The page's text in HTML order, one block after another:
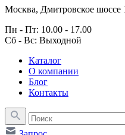
Москва, Дмитровское шоссе
Пн - Пт: 10.00 - 17.00
Сб - Вс: Выходной
Каталог
О компании
Блог
Контакты